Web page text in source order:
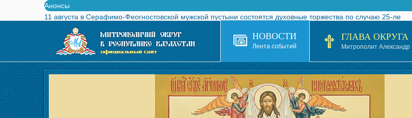
Анонсы
11 августа в Серафимо-Феогностовской мужской пустыни состоятся духовные торжества по случаю 25-ле
Выпущен в свет буклет о проведении Международного турнира по волейболу, посвященного 25-летию обр
Вышел в свет новый номер журнала «Свет Православия в Казахстане»
Вышла в свет монография «Управляющие Алма-Атинской епархией Русской Православной Церкви в 1927–19
Алма-Атинская духовная семинария объявляет прием документов на 2026-2027 учебный год
НОВОСТИ
Лента событий
ГЛАВА ОКРУГА
Митрополит Александр